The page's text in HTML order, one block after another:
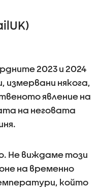
2023 и 2024
измервани някога,
явление на
на неговата
Не виждаме този
на временно
който